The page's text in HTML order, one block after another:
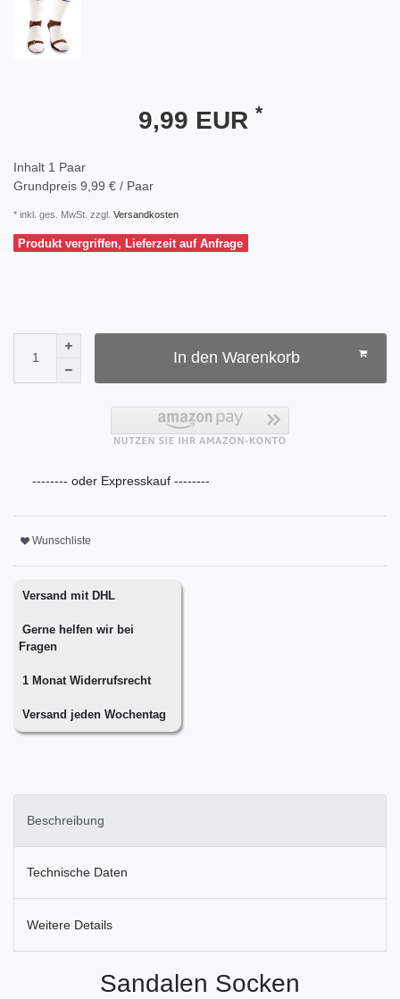
9,99 EUR *
Inhalt 1 Paar
Grundpreis 9,99 € / Paar
* inkl. ges. MwSt. zzgl. Versandkosten
Produkt vergriffen, Lieferzeit auf Anfrage
In den Warenkorb
-------- oder Expresskauf --------
Wunschliste
Versand mit DHL
Gerne helfen wir bei
Fragen
1 Monat Widerrufsrecht
Versand jeden Wochentag
Beschreibung
Technische Daten
Weitere Details
Sandalen Socken